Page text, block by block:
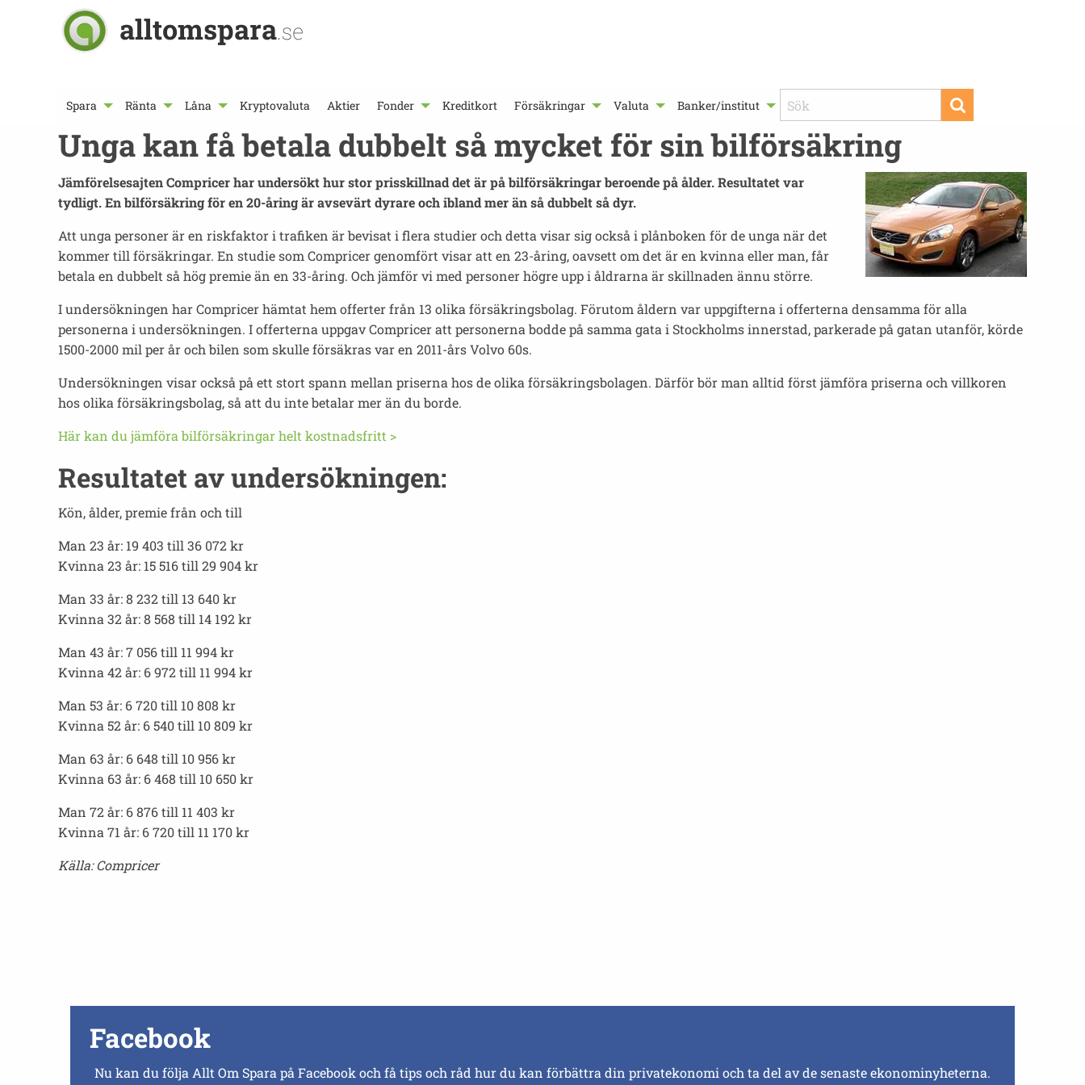
alltomspara.se
Spara Ränta Låna Kryptovaluta Aktier Fonder Kreditkort Försäkringar Valuta Banker/institut
Unga kan få betala dubbelt så mycket för sin bilförsäkring
Jämförelsesajten Compricer har undersökt hur stor prisskillnad det är på bilförsäkringar beroende på ålder. Resultatet var
tydligt. En bilförsäkring för en 20-åring är avsevärt dyrare och ibland mer än så dubbelt så dyr.
Att unga personer är en riskfaktor i trafiken är bevisat i flera studier och detta visar sig också i plånboken för de unga när det
kommer till försäkringar. En studie som Compricer genomfört visar att en 23-åring, oavsett om det är en kvinna eller man, får
betala en dubbelt så hög premie än en 33-åring. Och jämför vi med personer högre upp i åldrarna är skillnaden ännu större.
I undersökningen har Compricer hämtat hem offerter från 13 olika försäkringsbolag. Förutom åldern var uppgifterna i offerterna densamma för alla
personerna i undersökningen. I offerterna uppgav Compricer att personerna bodde på samma gata i Stockholms innerstad, parkerade på gatan utanför, körde
1500-2000 mil per år och bilen som skulle försäkras var en 2011-års Volvo 60s.
Undersökningen visar också på ett stort spann mellan priserna hos de olika försäkringsbolagen. Därför bör man alltid först jämföra priserna och villkoren
hos olika försäkringsbolag, så att du inte betalar mer än du borde.
Här kan du jämföra bilförsäkringar helt kostnadsfritt >
Resultatet av undersökningen:
Kön, ålder, premie från och till
Man 23 år: 19 403 till 36 072 kr
Kvinna 23 år: 15 516 till 29 904 kr
Man 33 år: 8 232 till 13 640 kr
Kvinna 32 år: 8 568 till 14 192 kr
Man 43 år: 7 056 till 11 994 kr
Kvinna 42 år: 6 972 till 11 994 kr
Man 53 år: 6 720 till 10 808 kr
Kvinna 52 år: 6 540 till 10 809 kr
Man 63 år: 6 648 till 10 956 kr
Kvinna 63 år: 6 468 till 10 650 kr
Man 72 år: 6 876 till 11 403 kr
Kvinna 71 år: 6 720 till 11 170 kr
Källa: Compricer
Facebook
Nu kan du följa Allt Om Spara på Facebook och få tips och råd hur du kan förbättra din privatekonomi och ta del av de senaste ekonominyheterna.